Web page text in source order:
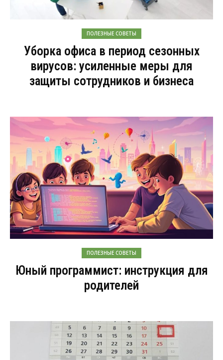
ПОЛЕЗНЫЕ СОВЕТЫ
Уборка офиса в период сезонных
вирусов: усиленные меры для
защиты сотрудников и бизнеса
ПОЛЕЗНЫЕ СОВЕТЫ
Юный программист: инструкция для
родителей